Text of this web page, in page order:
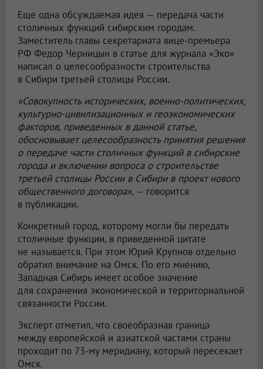
Еще одна обсуждаемая идея — передача части
столичных функций сибирским городам.
Заместитель главы секретариата вице-премьера
РФ Федор Черницын в статье для журнала «Эко»
написал о целесообразности строительства
в Сибири третьей столицы России.
«Совокупность исторических, военно-политических,
культурно-цивилизационных и геоэкономических
факторов, приведенных в данной статье,
обосновывает целесообразность принятия решения
о передаче части столичных функций в сибирские
города и включении вопроса о строительстве
третьей столицы России в Сибири в проект нового
общественного договора», — говорится
в публикации.
Конкретный город, которому могли бы передать
столичные функции, в приведенной цитате
не называется. При этом Юрий Крупнов отдельно
обратил внимание на Омск. По его мнению,
Западная Сибирь имеет особое значение
для сохранения экономической и территориальной
связанности России.
Эксперт отметил, что своеобразная граница
между европейской и азиатской частями страны
проходит по 73-му меридиану, который пересекает
Омск.